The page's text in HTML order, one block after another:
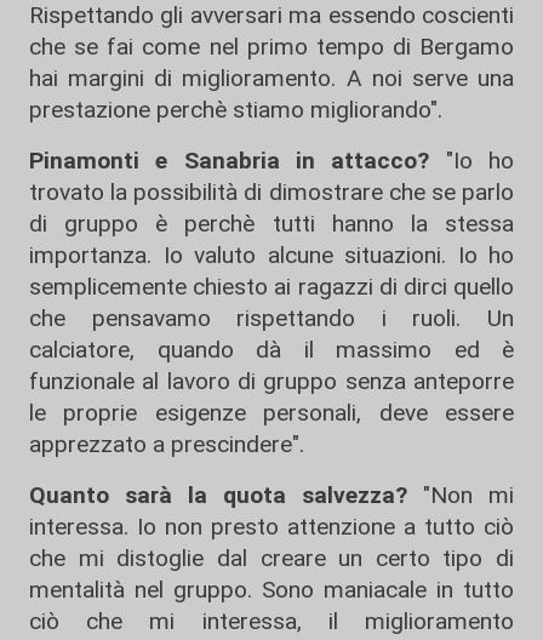
Rispettando gli avversari ma essendo coscienti
che se fai come nel primo tempo di Bergamo
hai margini di miglioramento. A noi serve una
prestazione perchè stiamo migliorando".
Pinamonti e Sanabria in attacco? "Io ho
trovato la possibilità di dimostrare che se parlo
di gruppo è perchè tutti hanno la stessa
importanza. Io valuto alcune situazioni. Io ho
semplicemente chiesto ai ragazzi di dirci quello
che pensavamo rispettando i ruoli. Un
calciatore, quando dà il massimo ed è
funzionale al lavoro di gruppo senza anteporre
le proprie esigenze personali, deve essere
apprezzato a prescindere".
Quanto sarà la quota salvezza? "Non mi
interessa. Io non presto attenzione a tutto ciò
che mi distoglie dal creare un certo tipo di
mentalità nel gruppo. Sono maniacale in tutto
ciò che mi interessa, il miglioramento